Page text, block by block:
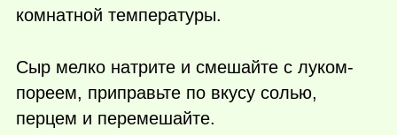
комнатной температуры.
Сыр мелко натрите и смешайте с луком-
пореем, приправьте по вкусу солью,
перцем и перемешайте.